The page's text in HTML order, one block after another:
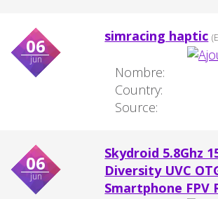
06
jun
simracing haptic
Nombre:
Country:
Source:
06
jun
Skydroid 5.8Ghz
Diversity UVC
Smartphone FPV